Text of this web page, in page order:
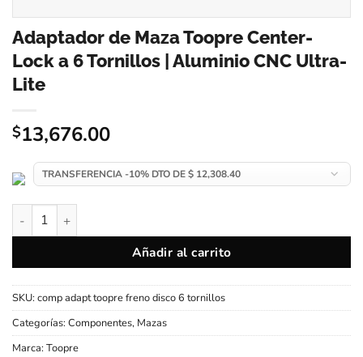
Adaptador de Maza Toopre Center-
Lock a 6 Tornillos | Aluminio CNC Ultra-
Lite
$13,676.00
Adaptador de Maza Toopre Center-Lock a 6 Tornillos |
Añadir al carrito
SKU: comp adapt toopre freno disco 6 tornillos
Categorías: Componentes, Mazas
Marca: Toopre